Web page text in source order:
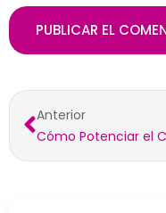
Anterior